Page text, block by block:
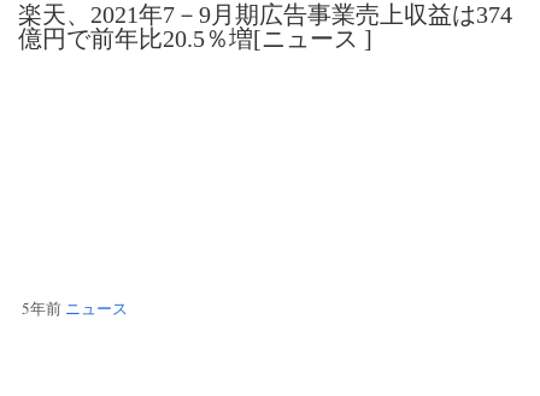
5年前 ニュース
楽天、2021年7－9月期広告事業売上収益は374
億円で前年比20.5％増[ニュース ]